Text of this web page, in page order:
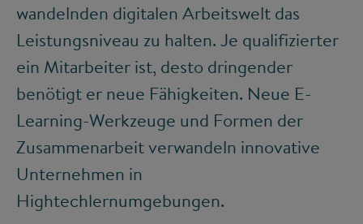
wandelnden digitalen Arbeitswelt das
Leistungsniveau zu halten. Je qualifizierter
ein Mitarbeiter ist, desto dringender
benötigt er neue Fähigkeiten. Neue E-
Learning-Werkzeuge und Formen der
Zusammenarbeit verwandeln innovative
Unternehmen in
Hightechlernumgebungen.